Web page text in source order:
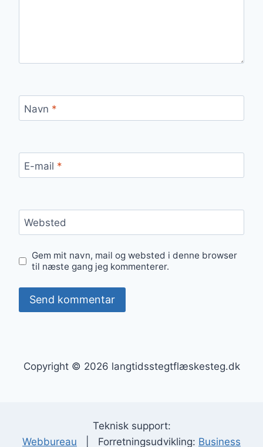
Navn *
E-mail *
Websted
Gem mit navn, mail og websted i denne browser
til næste gang jeg kommenterer.
Copyright © 2026 langtidsstegtflæskesteg.dk
Teknisk support:
Webbureau | Forretningsudvikling: Business